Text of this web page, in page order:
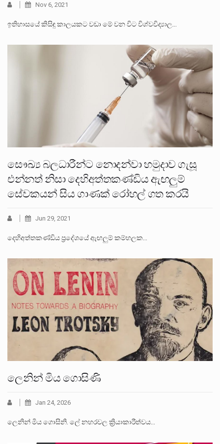
Nov 6, 2021
ඉතිහාසයේ කිසිඳු කාලයකට වඩා මේ වන විට විශ්වවිද්‍යාල…
සෞඛ්‍ය බලධාරීන්ට නොදන්වා හමුදාව ගැසූ
එන්නත් නිසා දෙහිඅත්තකණ්ඩිය ඇඟලුම්
සේවකයන් සිය ගාණක් රෝහල් ගත කරයි
Jun 29, 2021
දෙහිඅත්තකණ්ඩිය ප්‍රදේශයේ ඇඟලුම් කම්හලක…
ලෙනින් මිය ගොසිණි
Jan 24, 2026
ලෙනින් මිය ගොසිනි. ලේ නහරවල ක්‍රියාකාරීත්වය…